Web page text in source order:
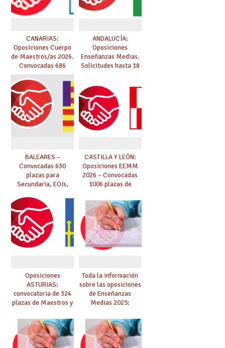
CANARIAS:
Oposiciones Cuerpo
de Maestros/as 2026.
Convocadas 686
plazas. Solicitudes
del 26 de marzo al 24
de abril.
ANDALUCÍA:
Oposiciones
Enseñanzas Medias.
Solicitudes hasta 18
BALEARES –
Convocadas 630
plazas para
Secundaria, EOIs,
Conservatorios y FP
CASTILLA Y LEÓN:
Oposiciones EEMM
2026 – Convocadas
1006 plazas de
Conservatorios
(solicitudes del 15 de
enero al 4 de febrero)
Oposiciones
ASTURIAS:
convocatoria de 324
plazas de Maestros y
Catedráticos de
Música y Artes
Escénicas
Toda la información
sobre las oposiciones
de Enseñanzas
Medias 2025:
DEFINITIVO DE
ASPIRANTES
SELECCIONADOS